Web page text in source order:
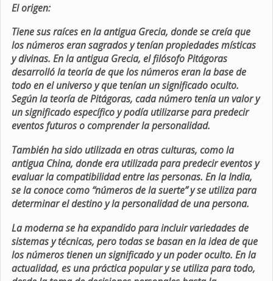
El origen:
Tiene sus raíces en la antigua Grecia, donde se creía que
los números eran sagrados y tenían propiedades místicas
y divinas. En la antigua Grecia, el filósofo Pitágoras
desarrolló la teoría de que los números eran la base de
todo en el universo y que tenían un significado oculto.
Según la teoría de Pitágoras, cada número tenía un valor y
un significado específico y podía utilizarse para predecir
eventos futuros o comprender la personalidad.
También ha sido utilizada en otras culturas, como la
antigua China, donde era utilizada para predecir eventos y
evaluar la compatibilidad entre las personas. En la India,
se la conoce como “números de la suerte” y se utiliza para
determinar el destino y la personalidad de una persona.
La moderna se ha expandido para incluir variedades de
sistemas y técnicas, pero todas se basan en la idea de que
los números tienen un significado y un poder oculto. En la
actualidad, es una práctica popular y se utiliza para todo,